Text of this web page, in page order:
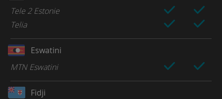
Tele 2 Estonie
Telia
Eswatini
MTN Eswatini
Fidji